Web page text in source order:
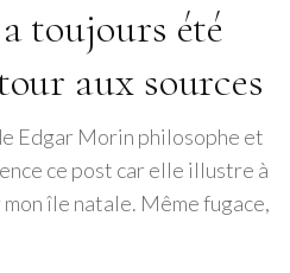
toujours été
aux sources
Edgar Morin philosophe et
ce post car elle illustre à
île natale. Même fugace,